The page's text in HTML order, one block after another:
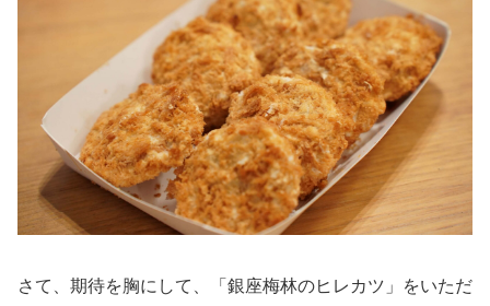
さて、期待を胸にして、「銀座梅林のヒレカツ」をいただ